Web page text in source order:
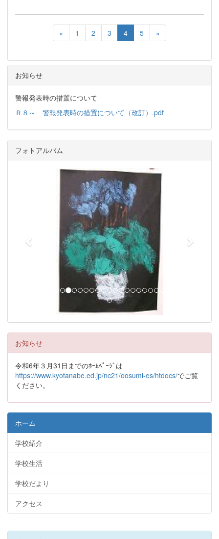
« 1 2 3 4 5 »
お知らせ
警報発表時の措置について
Ｒ８～ 警報発表時の措置について（改訂）.pdf
フォトアルバム
o
お知らせ
令和6年３月31日までのﾎｰﾑﾍﾟｰｼﾞは
https://www.kyotanabe.ed.jp/nc21/oosumi-es/htdocs/でご覧
ください。
ホーム
学校紹介
学校生活
学校だより
アクセス